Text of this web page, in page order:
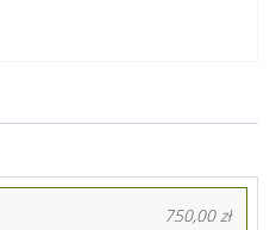
750,00 zł